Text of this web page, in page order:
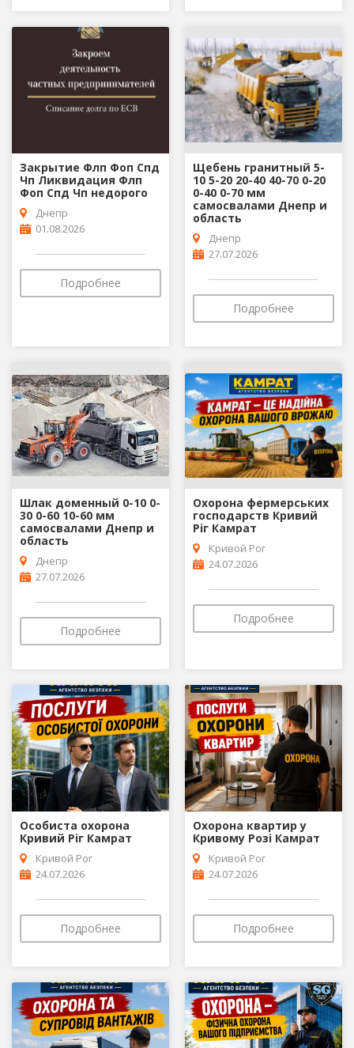
Закрытие Флп Фоп Спд
Чп Ликвидация Флп
Фоп Спд Чп недорого
Днепр
01.08.2026
Подробнее
Щебень гранитный 5-
10 5-20 20-40 40-70 0-20
0-40 0-70 мм
самосвалами Днепр и
область
Днепр
27.07.2026
Подробнее
Шлак доменный 0-10 0-
30 0-60 10-60 мм
самосвалами Днепр и
область
Днепр
27.07.2026
Подробнее
Охорона фермерських
господарств Кривий
Ріг Камрат
Кривой Рог
24.07.2026
Подробнее
Особиста охорона
Кривий Ріг Камрат
Кривой Рог
24.07.2026
Подробнее
Охорона квартир у
Кривому Розі Камрат
Кривой Рог
24.07.2026
Подробнее